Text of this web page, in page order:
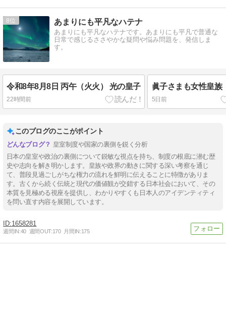
8 あまりにも平凡なハテナ
あまりにも平凡なハテナです。あまりにも平凡で普通な
日常で感じるささやかな疑問や悩み問題を、発信しま
す。
令和8年8月8日 丙午（火火） 光の皇子
22時間前
眞子さまも女性皇族
5日前
このブログのここがポイント
皇室制度や国家の裏側を鋭く分析
日本の皇室や政治の裏側について鋭敏な視点を持ち、制度の根底に潜む歴
史や志向を解き明かします。皇族や政界の動きに関する深い考察を通じ
て、普段見過ごしがちな権力の流れを鮮明に伝えることに特徴がありま
す。古くから続く伝統と現代の価値観が交錯する日本社会において、その
本質を見極める視座を提供し、わかりやすくも日本人のアイデンティティ
を問い直す内容を展開しています。
1658281
週間IN:40 週間OUT:170 月間IN:175